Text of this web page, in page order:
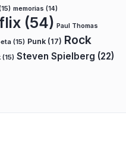
memorias (14)
(54) Paul Thomas
(15) Punk (17) Rock
(15) Steven Spielberg (22)